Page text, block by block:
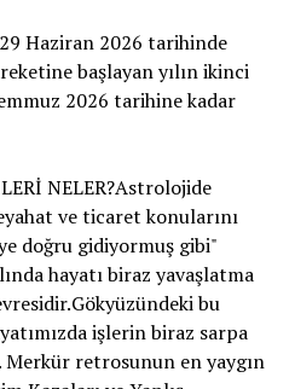
Haziran 2026 tarihinde
başlayan yılın ikinci
2026 tarihine kadar
NELER?Astrolojide
ve ticaret konularını
doğru gidiyormuş gibi"
hayatı biraz yavaşlatma
bu
işlerin biraz sarpa
Merkür retrosunun en yaygın